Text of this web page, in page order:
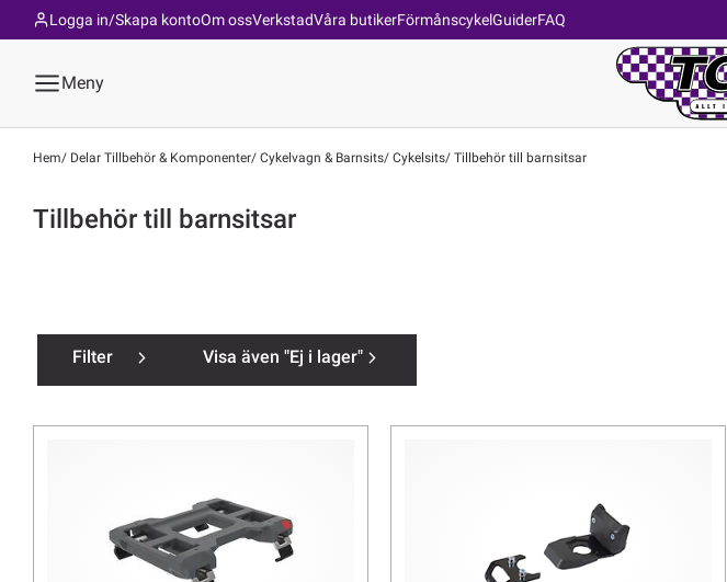
Om ossVerkstadVåra butikerFörmånscykelGuiderFAQ
Logga in/Skapa konto
Meny
Hem Delar Tillbehör & Komponenter Cykelvagn & Barnsits Cykelsits Tillbehör till barnsitsar
Tillbehör till barnsitsar
Filter Visa även "Ej i lager"